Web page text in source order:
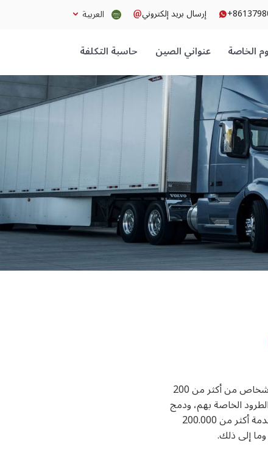
إرسال بريد إلكتروني العربية
الخاصة عنواني الصين حاسبة التكلفة
ChinaShipShop هو وكيل تاوباو معروف ومنظمة شحن مقرها الصين، متجر صيني، من خلاله يمكن للأشخاص من أكثر من 200
الخاصة بهم، ودمج
الطرود المخزنة الخاصة بهم وإعادة تعبئتها في مستودعاتنا قبل الشحن. منذ عام 2014 حتى الآن، قمنا بخدمة أكثر من 200.000